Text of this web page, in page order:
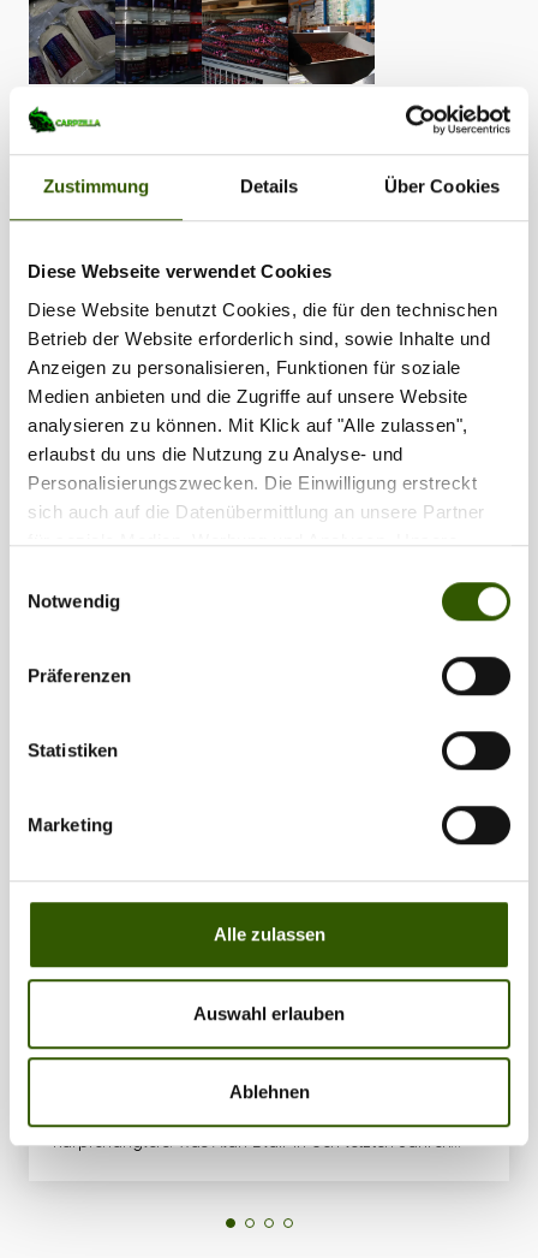
Zustimmung Details Über Cookies
Diese Webseite verwendet Cookies
Diese Website benutzt Cookies, die für den technischen
Betrieb der Website erforderlich sind, sowie Inhalte und
Anzeigen zu personalisieren, Funktionen für soziale
Medien anbieten und die Zugriffe auf unsere Website
analysieren zu können. Mit Klick auf "Alle zulassen",
erlaubst du uns die Nutzung zu Analyse- und
Personalisierungszwecken. Die Einwilligung erstreckt
sich auch auf die Datenübermittlung an unsere Partner
für soziale Medien, Werbung und Analysen. Unsere
weiteren Daten zusammen, die Sie ihnen bereitgestellt
haben oder die sie im Rahmen Ihrer Nutzung der Dienste
Notwendig
Präferenzen
Statistiken
Marketing
Alle zulassen
Auswahl erlauben
Ablehnen
Tags:
Site-News • Baitlounge • Season Kickoff
•
Onlinemesse
• Marco Bettin
•
Zilla vergeben 22
gleich drei neue Filme zu eurem Lieblingshobby sind,
bzw. gehen, aktuell online. Hier bekommt ihr den
Überblick!InstaLiv(f)e #8 mit Jan Ulak von
Karpfenanglers. Was Alan Blair in den letzten Jahren
Spannung kaum zu überbieten. Mobiles Tackle, kurze,